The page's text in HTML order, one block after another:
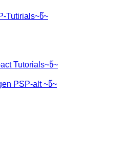
Tutirials~წ~
Tutorials~წ~
PSP-alt ~წ~